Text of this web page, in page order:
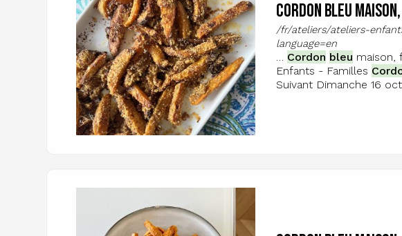
Cordon bleu
/fr/ateliers/ateliers-
language=en
… Cordon bleu maison,
Enfants - Familles
Suivant Dimanche 16